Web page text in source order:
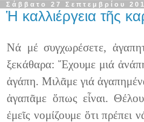
Σάββατο 27 Σεπτεμβρίου
Ἡ καλλιέργεια τῆς
Νά μέ συγχωρέσετε,
ξεκάθαρα: Ἔχουμε μιά
ἀγάπη. Μιλᾶμε γιά
ἀγαπᾶμε ὅπως εἶναι.
ἐμεῖς νομίζουμε ὅτι